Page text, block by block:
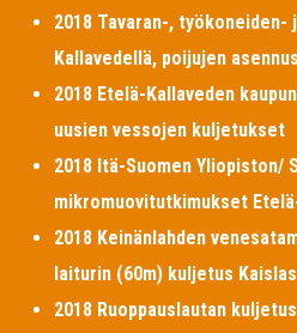
2018 Tavaran-,
Kallavedellä, poijujen
2018 Etelä-Kallaveden
uusien vessojen kuljetukset
2018 Itä-Suomen Yliopiston/
mikromuovitutkimukset
2018 Keinänlahden
laiturin (60m) kuljetus
2018 Ruoppauslautan